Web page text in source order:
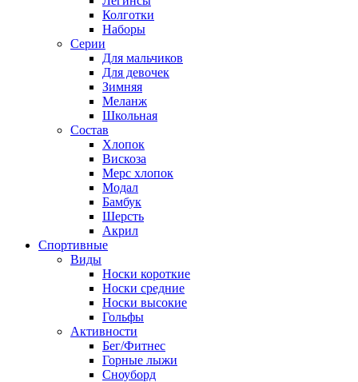
Колготки
Наборы
Серии
Для мальчиков
Для девочек
Зимняя
Меланж
Школьная
Состав
Хлопок
Вискоза
Мерс хлопок
Модал
Бамбук
Шерсть
Акрил
Спортивные
Виды
Носки короткие
Носки средние
Носки высокие
Гольфы
Активности
Бег/Фитнес
Горные лыжи
Сноуборд